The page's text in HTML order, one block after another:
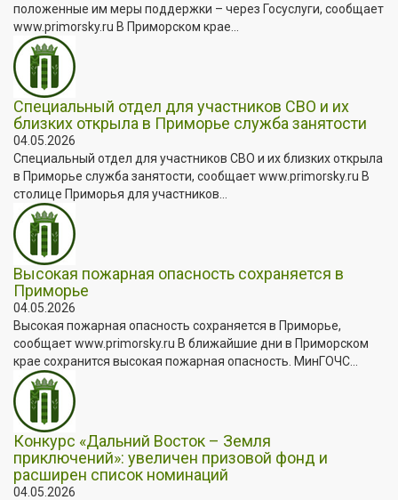
положенные им меры поддержки – через Госуслуги, сообщает
www.primorsky.ru В Приморском крае...
Специальный отдел для участников СВО и их
близких открыла в Приморье служба занятости
04.05.2026
Специальный отдел для участников СВО и их близких открыла
в Приморье служба занятости, сообщает www.primorsky.ru В
столице Приморья для участников...
Высокая пожарная опасность сохраняется в
Приморье
04.05.2026
Высокая пожарная опасность сохраняется в Приморье,
сообщает www.primorsky.ru В ближайшие дни в Приморском
крае сохранится высокая пожарная опасность. МинГОЧС...
Конкурс «Дальний Восток – Земля
приключений»: увеличен призовой фонд и
расширен список номинаций
04.05.2026